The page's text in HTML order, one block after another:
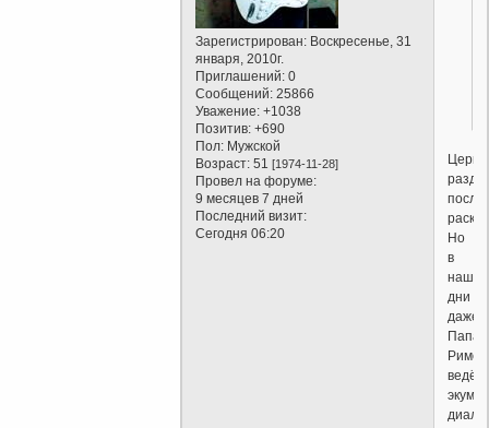
Зарегистрирован: Воскресенье, 31
января, 2010г.
Приглашений: 0
Сообщений: 25866
Уважение: +1038
Позитив: +690
Пол: Мужской
Возраст: 51[1974-11-28]
Провел на форуме:
9 месяцев 7 дней
Последний визит:
Сегодня 06:20
после
Но
в
наши
дни
даже
Папа
ведёт